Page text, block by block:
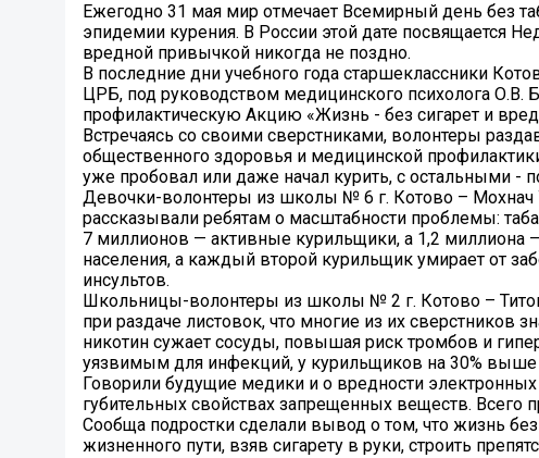
Ежегодно 31 мая мир отмечает Всемирный день без
эпидемии курения. В России этой дате посвящается
вредной привычкой никогда не поздно.
В последние дни учебного года старшеклассники
ЦРБ, под руководством медицинского психолога
профилактическую Акцию «Жизнь - без сигарет и
Встречаясь со своими сверстниками, волонтеры
общественного здоровья и медицинской
уже пробовал или даже начал курить, с остальными -
Девочки-волонтеры из школы № 6 г. Котово – Мохнач
рассказывали ребятам о масштабности проблемы:
7 миллионов — активные курильщики, а 1,2 миллиона
населения, а каждый второй курильщик умирает от
инсультов.
Школьницы-волонтеры из школы № 2 г. Котово –
при раздаче листовок, что многие из их сверстников
никотин сужает сосуды, повышая риск тромбов и
уязвимым для инфекций, у курильщиков на 30%
Говорили будущие медики и о вредности
губительных свойствах запрещенных веществ.
Сообща подростки сделали вывод о том, что жизнь
жизненного пути, взяв сигарету в руки, строить